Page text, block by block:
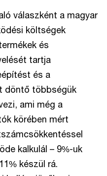
válaszként a magyar
költségek
és
tartja
és a
döntő többségük
ami még a
körében mért
kalkulál – 9%-uk
készül rá.